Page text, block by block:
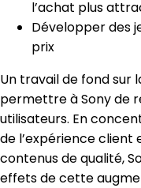
l’achat plus
Développer des
prix
Un travail de fond sur
permettre à Sony de
utilisateurs. En
de l’expérience client
contenus de qualité,
effets de cette